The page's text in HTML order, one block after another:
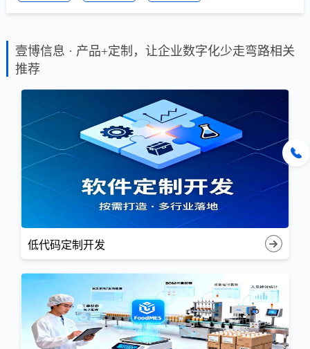
壹博信息 · 产品+定制，让企业数字化少走弯路相关
推荐
低代码定制开发